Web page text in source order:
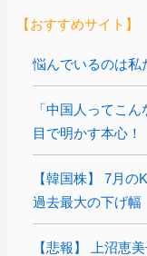
【おすすめサイト】
悩んでいるのは私
「中国人ってこ
目で明かす本心！
【韓国株】 7月
過去最大の下げ幅
【悲報】 上沼恵